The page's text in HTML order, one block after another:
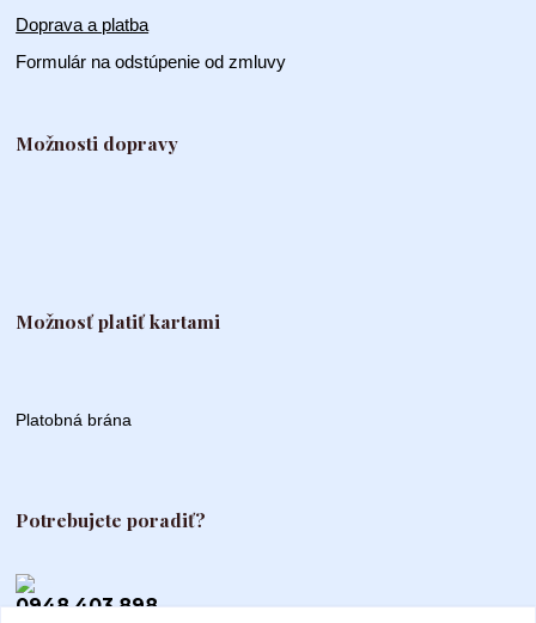
Doprava a platba
Formulár na odstúpenie od zmluvy
Možnosti dopravy
Možnosť platiť kartami
Platobná brána
Potrebujete poradiť?
0948 403 898